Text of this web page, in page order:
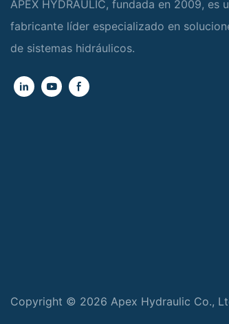
APEX HYDRAULIC, fundada en 2009, es
fabricante líder especializado en
de sistemas hidráulicos.
Copyright © 2026 Apex Hydraulic Co.,